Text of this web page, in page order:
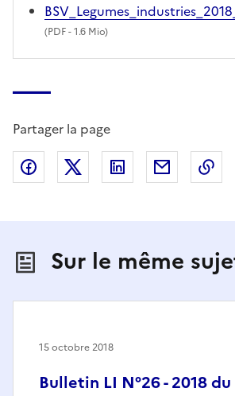
(PDF- 1.6 Mio)
Partager la page
Partager sur Facebook
Partager sur X
Partager surPartager
Sur le même
Bulletin LI N°26 - 2018 du
15 octobre 2018